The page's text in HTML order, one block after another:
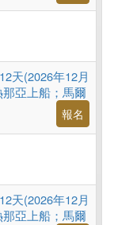
天(2026年12月
亞上船；馬爾
報名
天(2026年12月
亞上船；馬爾